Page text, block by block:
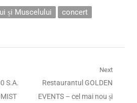
și Muscelului
concert
S.A.
Next
Next
post:
Restaurantul GOLDEN
EVENTS – cel mai nou și